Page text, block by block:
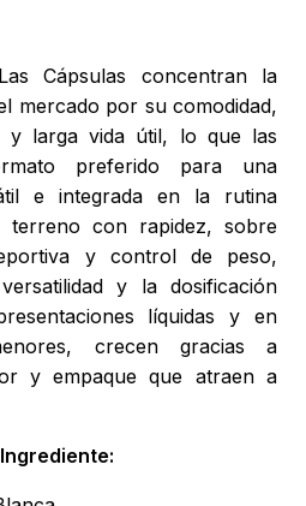
Cápsulas concentran la
mercado por su comodidad,
y larga vida útil, lo que las
preferido para una
e integrada en la rutina
terreno con rapidez, sobre
y control de peso,
y la dosificación
líquidas y en
crecen gracias a
y empaque que atraen a